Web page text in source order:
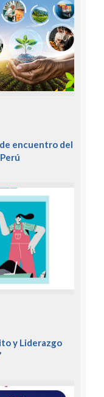
encuentro del
y Liderazgo